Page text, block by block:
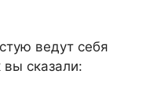
ведут себя
сказали: